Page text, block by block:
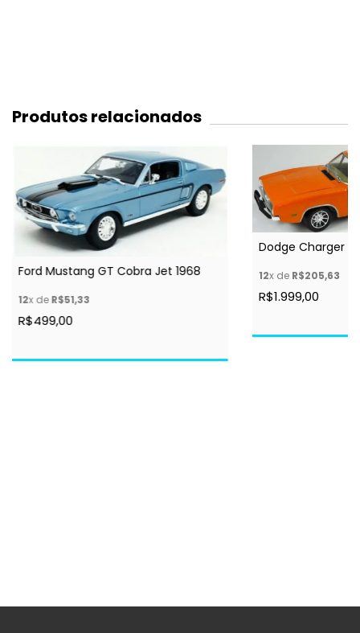
Produtos relacionados
Ford Mustang GT Cobra Jet 1968
12x deR$51,33
R$499,00
Dodge Charger
12x de R$205,63
R$1.999,00